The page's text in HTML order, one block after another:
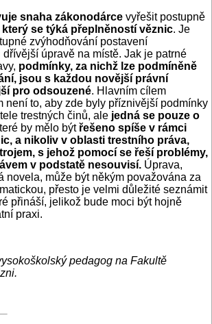
snaha zákonodárce vyřešit postupně
který se týká přeplněností věznic. Je
zvýhodňování postavení
úpravě na místě. Jak je patrné
podmínky, za nichž lze podmíněně
jsou s každou novější právní
pro odsouzené. Hlavním cílem
není to, aby zde byly příznivější podmínky
trestných činů, ale jedná se pouze o
by mělo být řešeno spíše v rámci
a nikoliv v oblasti trestního práva,
s jehož pomocí se řeší problémy,
v podstatě nesouvisí. Úprava,
novela, může být někým považována za
přesto je velmi důležité seznámit
přináší, jelikož bude moci být hojně
praxi.
pedagog na Fakultě